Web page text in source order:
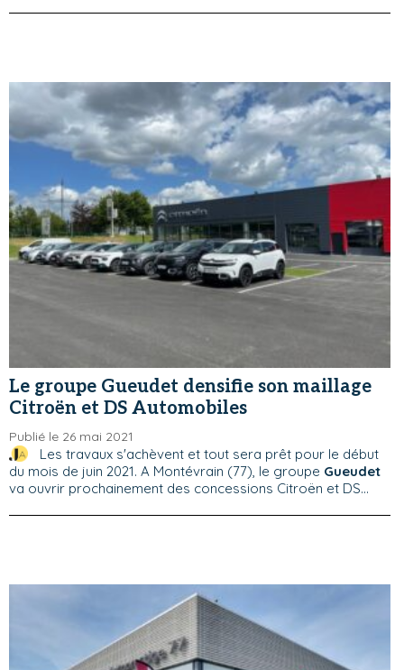
Le groupe Gueudet densifie son maillage
Citroën et DS Automobiles
Publié le 26 mai 2021
Les travaux s'achèvent et tout sera prêt pour le début
du mois de juin 2021. A Montévrain (77), le groupe Gueudet
va ouvrir prochainement des concessions Citroën et DS...